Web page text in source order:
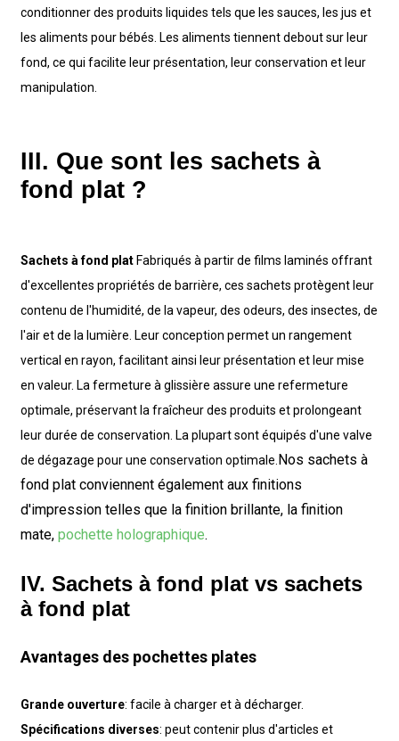
conditionner des produits liquides tels que les sauces, les jus et
les aliments pour bébés. Les aliments tiennent debout sur leur
fond, ce qui facilite leur présentation, leur conservation et leur
manipulation.
III. Que sont les sachets à
fond plat ?
Sachets à fond platFabriqués à partir de films laminés offrant
d'excellentes propriétés de barrière, ces sachets protègent leur
contenu de l'humidité, de la vapeur, des odeurs, des insectes, de
l'air et de la lumière. Leur conception permet un rangement
vertical en rayon, facilitant ainsi leur présentation et leur mise
en valeur. La fermeture à glissière assure une refermeture
optimale, préservant la fraîcheur des produits et prolongeant
leur durée de conservation. La plupart sont équipés d'une valve
de dégazage pour une conservation optimale. Nos sachets à
fond plat conviennent également aux finitions
d'impression telles que la finition brillante, la finition
mate,pochette holographique.
IV. Sachets à fond plat vs sachets
à fond plat
Avantages des pochettes plates
Grande ouverture: facile à charger et à décharger.
Spécifications diverses: peut contenir plus d'articles et